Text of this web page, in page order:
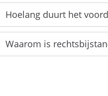
Hoelang duurt het
Waarom is